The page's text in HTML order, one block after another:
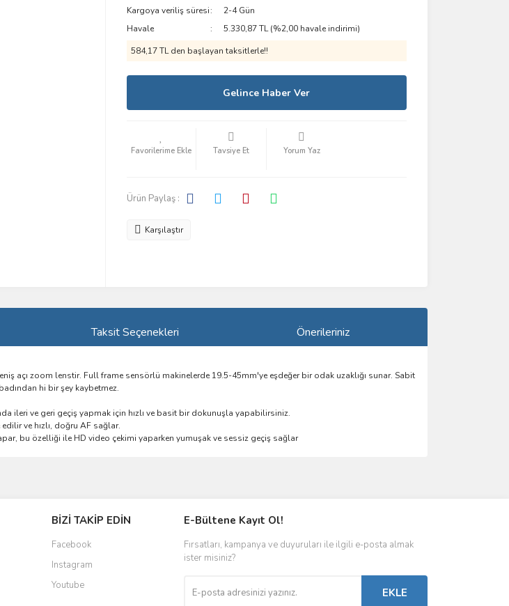
Kargoya veriliş süresi
2-4 Gün
Havale
5.330,87 TL (%2,00 havale indirimi)
584,17 TL den başlayan taksitlerle!!
Gelince Haber Ver
Tavsiye Et Yorum Yaz
Ürün Paylaş :
Karşılaştır
Taksit Seçenekleri Önerileriniz
açı zoom lenstir. Full frame sensörlü makinelerde 19.5-45mm'ye eşdeğer bir odak uzaklığı sunar. Sabit
hi bir şey kaybetmez.
ileri ve geri geçiş yapmak için hızlı ve basit bir dokunuşla yapabilirsiniz.
ve hızlı, doğru AF sağlar.
bu özelliği ile HD video çekimi yaparken yumuşak ve sessiz geçiş sağlar
BİZİ TAKİP EDİN
Facebook
Instagram
Youtube
E-Bültene Kayıt Ol!
Fırsatları, kampanya ve duyuruları ile ilgili e-posta almak
ister misiniz?
EKLE